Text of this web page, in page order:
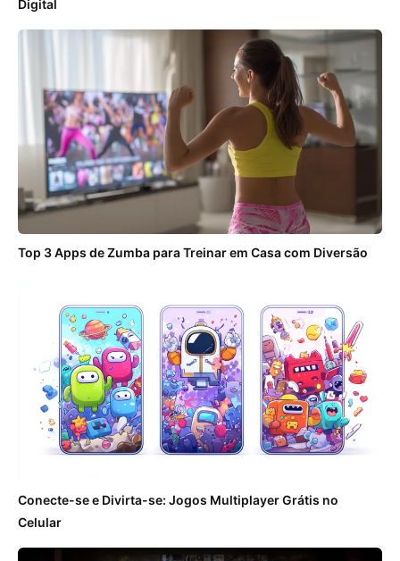
Digital
Top 3 Apps de Zumba para Treinar em Casa com Diversão
Conecte-se e Divirta-se: Jogos Multiplayer Grátis no
Celular